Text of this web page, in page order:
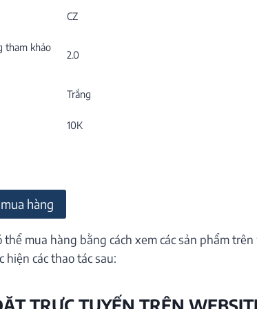
CZ
tham khảo
2.0
Trắng
10K
hàng
thể mua hàng bằng cách xem các sản phẩm
hiện các thao tác sau: